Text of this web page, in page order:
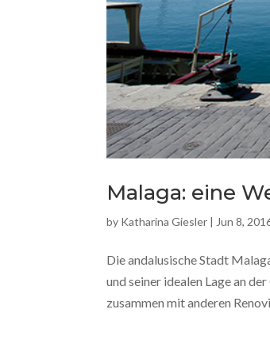
Malaga: eine
by Katharina Giesler | Jun 8,
Die andalusische Stadt
und seiner idealen Lage an
zusammen mit anderen